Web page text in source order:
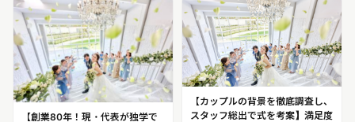
【創業80年！現・代表が独学で
【カップルの背景を徹底調査し、
スタッフ総出で式を考案】満足度